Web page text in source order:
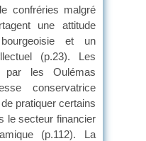
confréries malgré
une attitude
et un
(p.23). Les
par les Oulémas
conservatrice
pratiquer certains
le secteur financier
(p.112). La